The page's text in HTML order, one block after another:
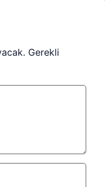
Gerekli